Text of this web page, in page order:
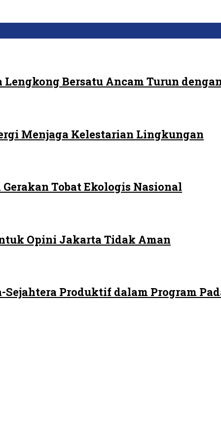
Lengkong Bersatu Ancam Turun
Menjaga Kelestarian Lingkungan
Tobat Ekologis Nasional
Opini Jakarta Tidak Aman
Produktif dalam Program